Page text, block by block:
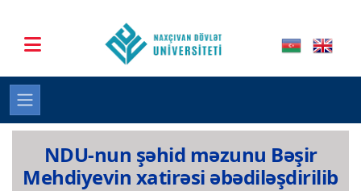
NDU-nun şəhid məzunu Bəşir
Mehdiyevin xatirəsi əbədiləşdirilib